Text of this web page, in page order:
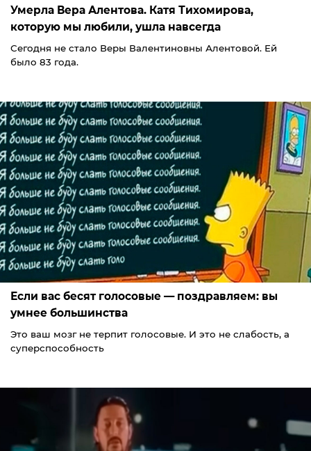
Умерла Вера Алентова. Катя Тихомирова,
которую мы любили, ушла навсегда
Сегодня не стало Веры Валентиновны Алентовой. Ей
было 83 года.
Если вас бесят голосовые — поздравляем: вы
умнее большинства
Это ваш мозг не терпит голосовые. И это не слабость, а
суперспособность